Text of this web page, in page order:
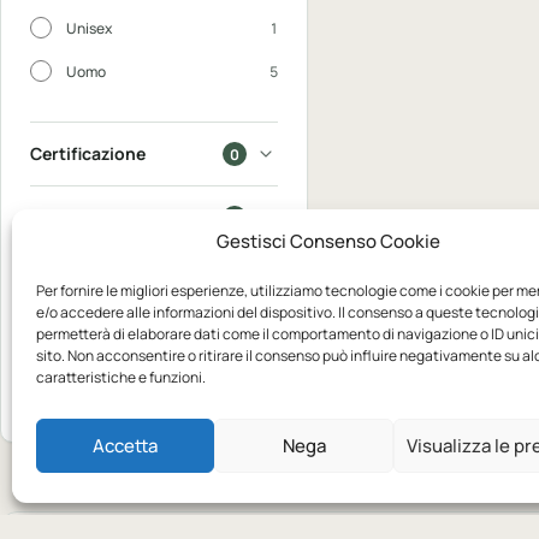
Gestisci Consenso Cookie
Per fornire le migliori esperienze, utilizziamo tecnologie come i cookie per
e/o accedere alle informazioni del dispositivo. Il consenso a queste
permetterà di elaborare dati come il comportamento di navigazione o ID
sito. Non acconsentire o ritirare il consenso può influire negativamente su
caratteristiche e funzioni.
Accetta Nega Visualizza le
Unisex 1
Uomo 5
Certificazione 0
Disponibili
Mostra
11
Azzera